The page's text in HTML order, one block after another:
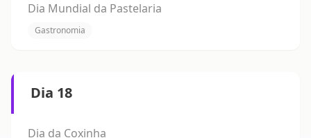
Dia Mundial da Pastelaria
Gastronomia
Dia 18
Dia da Coxinha